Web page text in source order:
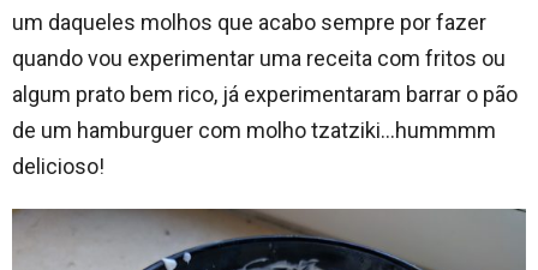
um daqueles molhos que acabo sempre por fazer
quando vou experimentar uma receita com fritos ou
algum prato bem rico, já experimentaram barrar o pão
de um hamburguer com molho tzatziki…hummmm
delicioso!